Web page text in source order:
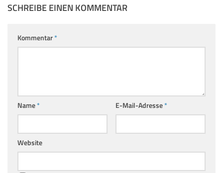
SCHREIBE EINEN KOMMENTAR
Kommentar*
Name* E-Mail-Adresse*
Website